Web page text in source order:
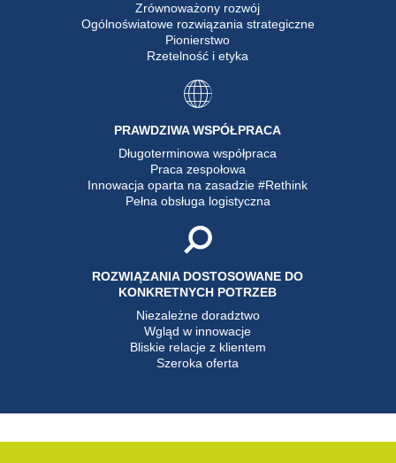
Zrównoważony rozwój
Ogólnoświatowe rozwiązania strategiczne
Pionierstwo
Rzetelność i etyka
PRAWDZIWA WSPÓŁPRACA
Długoterminowa współpraca
Praca zespołowa
Innowacja oparta na zasadzie #Rethink
Pełna obsługa logistyczna
ROZWIĄZANIA DOSTOSOWANE DO
KONKRETNYCH POTRZEB
Niezależne doradztwo
Wgląd w innowacje
Bliskie relacje z klientem
Szeroka oferta